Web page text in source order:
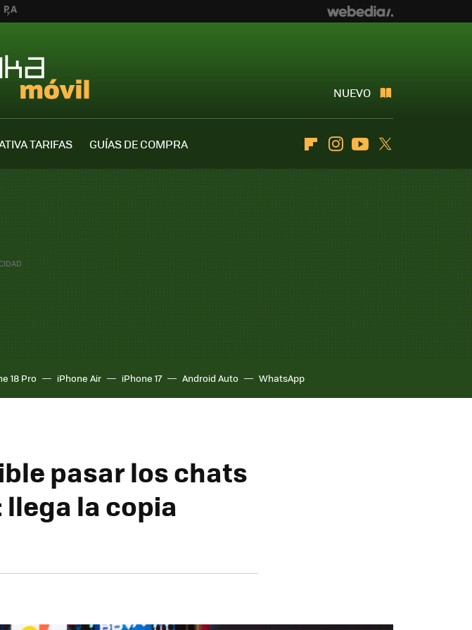
NUEVO
TARIFAS
GUÍAS DE COMPRA
FlipboardInstagramYoutube
18 Pro iPhone Air iPhone 17 Android Auto WhatsApp
pasar los chats
llega la copia